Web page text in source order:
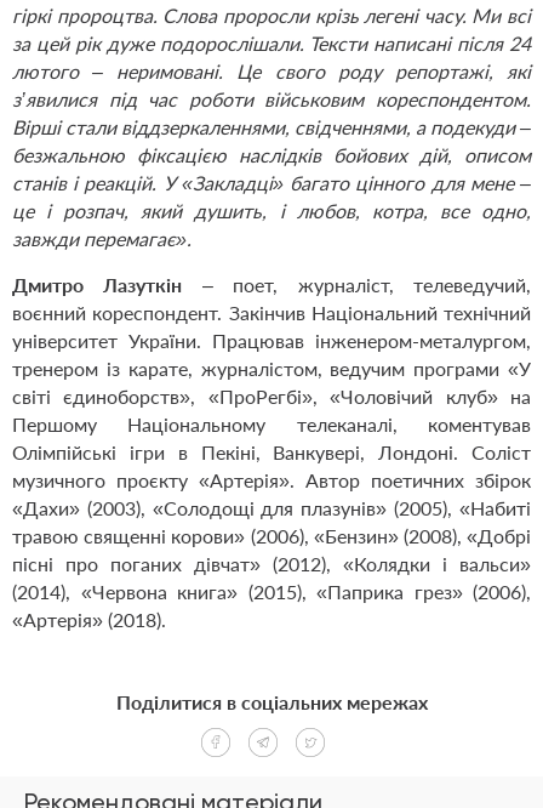
гіркі пророцтва. Слова проросли крізь легені часу. Ми всі
за цей рік дуже подорослішали. Тексти написані після 24
лютого – неримовані. Це свого роду репортажі, які
з’явилися під час роботи військовим кореспондентом.
Вірші стали віддзеркаленнями, свідченнями, а подекуди –
безжальною фіксацією наслідків бойових дій, описом
станів і реакцій. У «Закладці» багато цінного для мене –
це і розпач, який душить, і любов, котра, все одно,
завжди перемагає».
Дмитро Лазуткін – поет, журналіст, телеведучий,
воєнний кореспондент. Закінчив Національний технічний
університет України. Працював інженером-металургом,
тренером із карате, журналістом, ведучим програми «У
світі єдиноборств», «ПроРегбі», «Чоловічий клуб» на
Першому Національному телеканалі, коментував
Олімпійські ігри в Пекіні, Ванкувері, Лондоні. Соліст
музичного проєкту «Артерія». Автор поетичних збірок
«Дахи» (2003), «Солодощі для плазунів» (2005), «Набиті
травою священні корови» (2006), «Бензин» (2008), «Добрі
пісні про поганих дівчат» (2012), «Колядки і вальси»
(2014), «Червона книга» (2015), «Паприка грез» (2006),
«Артерія» (2018).
Рекомендовані матеріали
Поділитися в соціальних мережах